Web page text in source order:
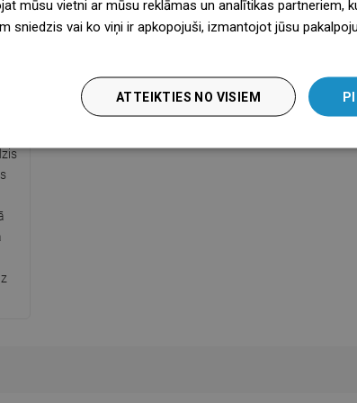
mūsu vietni ar mūsu reklāmas un analītikas partneriem,
sniedzis vai ko viņi ir apkopojuši, izmantojot jūsu
ATTEIKTIES NO VISIEM